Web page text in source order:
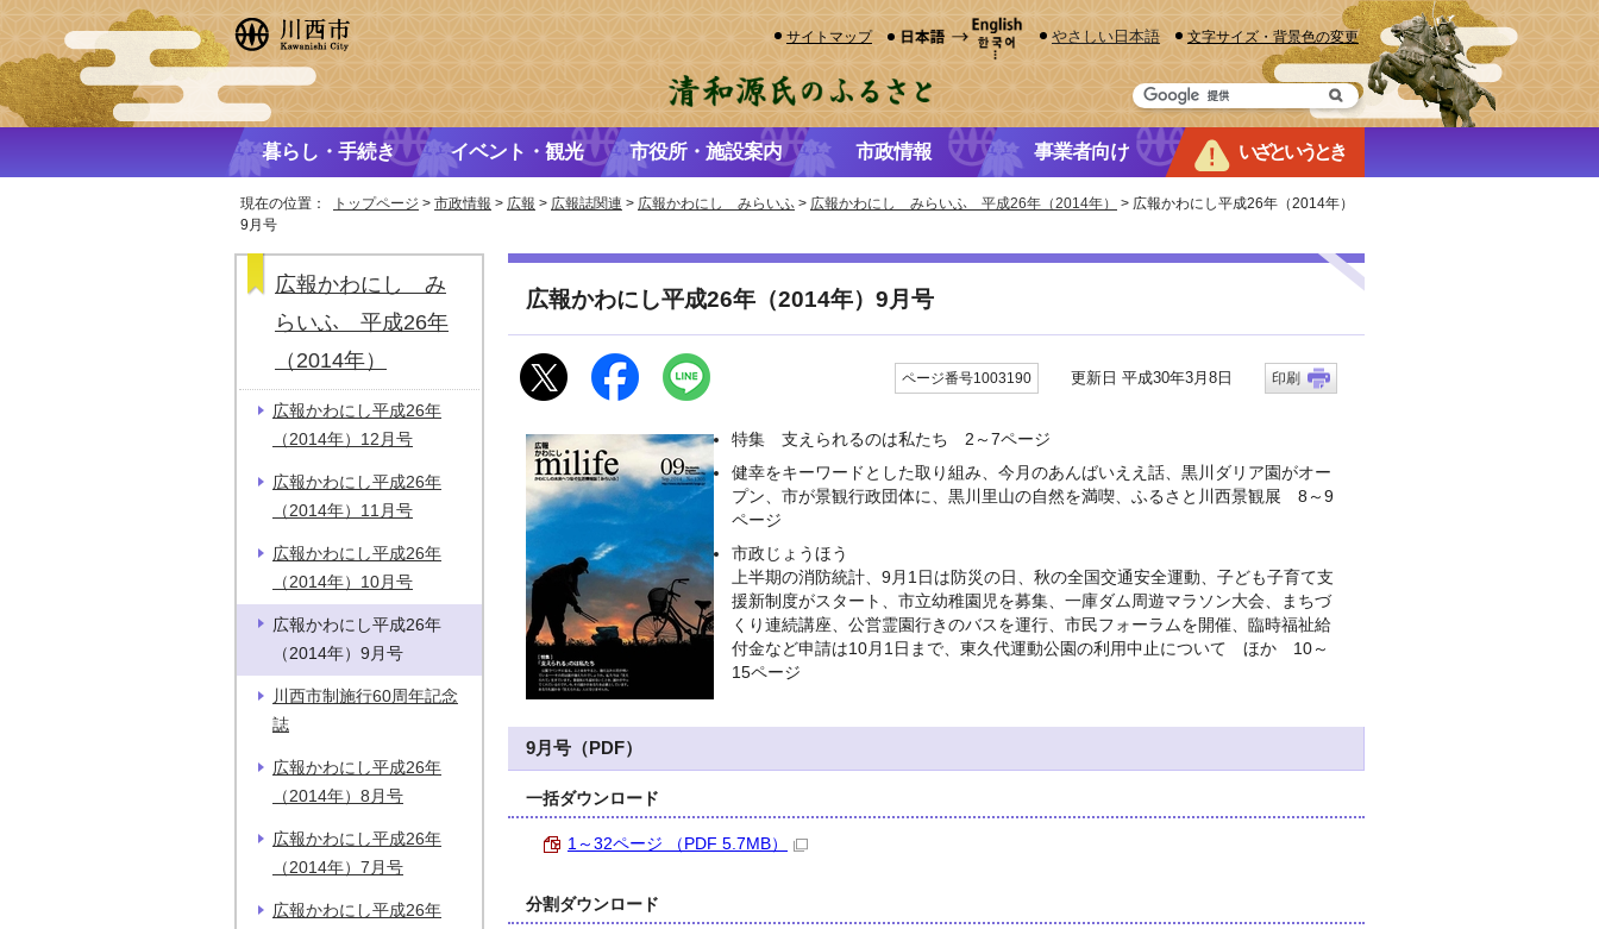
サイトマップ やさしい日本語 文字サイズ・背景色の変更
暮らし・手続き イベント・観光 市役所・施設案内 市政情報 事業者向け いざというとき
現在の位置： トップページ > 市政情報 > 広報 > 広報誌関連 > 広報かわにし みらいふ > 広報かわにし みらいふ 平成26年（2014年）
> 広報かわにし平成26年（2014年）
9月号
広報かわにし平成26年（2014年）9月号
ページ番号1003190 更新日 平成30年3月8日 印刷
特集 支えられるのは私たち 2～7ページ
健幸をキーワードとした取り組み、今月のあんばいええ話、黒川ダリア園がオー
プン、市が景観行政団体に、黒川里山の自然を満喫、ふるさと川西景観展 8～9
ページ
市政じょうほう
上半期の消防統計、9月1日は防災の日、秋の全国交通安全運動、子ども子育て支
援新制度がスタート、市立幼稚園児を募集、一庫ダム周遊マラソン大会、まちづ
くり連続講座、公営霊園行きのバスを運行、市民フォーラムを開催、臨時福祉給
付金など申請は10月1日まで、東久代運動公園の利用中止について ほか 10～
15ページ
9月号（PDF）
一括ダウンロード
1～32ページ （PDF 5.7MB）
分割ダウンロード
広報かわにし み
らいふ 平成26年
（2014年）
広報かわにし平成26年
（2014年）12月号
広報かわにし平成26年
（2014年）11月号
広報かわにし平成26年
（2014年）10月号
広報かわにし平成26年
（2014年）9月号
川西市制施行60周年記念
誌
広報かわにし平成26年
（2014年）8月号
広報かわにし平成26年
（2014年）7月号
広報かわにし平成26年